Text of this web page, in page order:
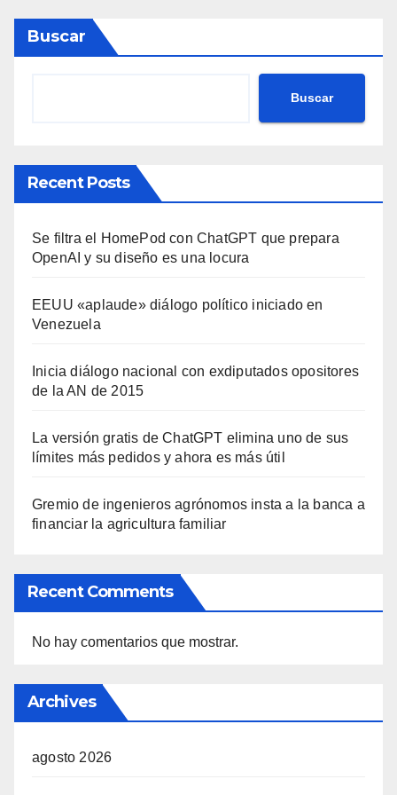
Buscar
Buscar
Recent Posts
Se filtra el HomePod con ChatGPT que prepara
OpenAI y su diseño es una locura
EEUU «aplaude» diálogo político iniciado en
Venezuela
Inicia diálogo nacional con exdiputados opositores
de la AN de 2015
La versión gratis de ChatGPT elimina uno de sus
límites más pedidos y ahora es más útil
Gremio de ingenieros agrónomos insta a la banca a
financiar la agricultura familiar
Recent Comments
No hay comentarios que mostrar.
Archives
agosto 2026